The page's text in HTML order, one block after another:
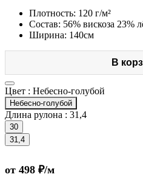
Плотность: 120 г/м²
Состав: 56% вискоза 23%
Ширина: 140см
В
Цвет : Небесно-голубой
Небесно-голубой
Длина рулона : 31,4
30
31,4
от 498 ₽/м